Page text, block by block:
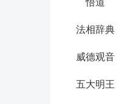
悟道
法相辞典
威德观音
五大明王